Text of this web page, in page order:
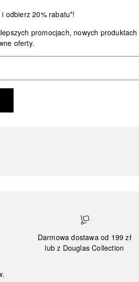
odbierz 20% rabatu*!
promocjach, nowych
oferty.
Darmowa dostawa od 199 zł
lub z Douglas Collection